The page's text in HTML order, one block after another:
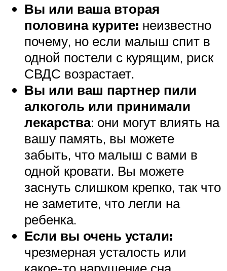
Вы или ваша вторая
половина курите: неизвестно
почему, но если малыш спит в
одной постели с курящим, риск
СВДС возрастает.
Вы или ваш партнер пили
алкоголь или принимали
лекарства: они могут влиять на
вашу память, вы можете
забыть, что малыш с вами в
одной кровати. Вы можете
заснуть слишком крепко, так что
не заметите, что легли на
ребенка.
Если вы очень устали:
чрезмерная усталость или